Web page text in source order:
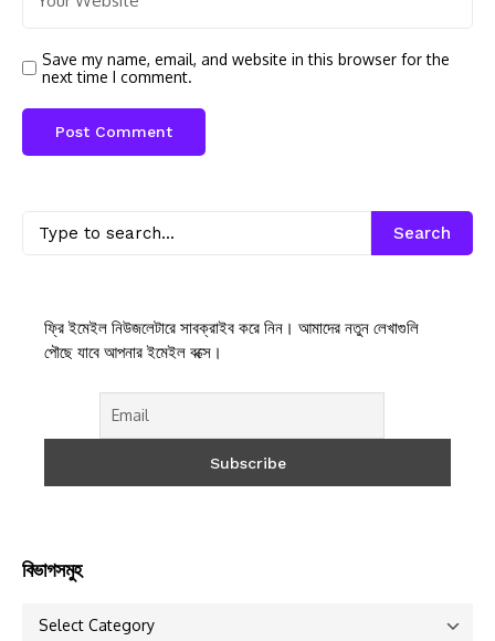
Save my name, email, and website in this browser for the
next time I comment.
Search
ফ্রি ইমেইল নিউজলেটারে সাবক্রাইব করে নিন। আমাদের নতুন লেখাগুলি
পৌছে যাবে আপনার ইমেইল বক্সে।
বিভাগসমুহ